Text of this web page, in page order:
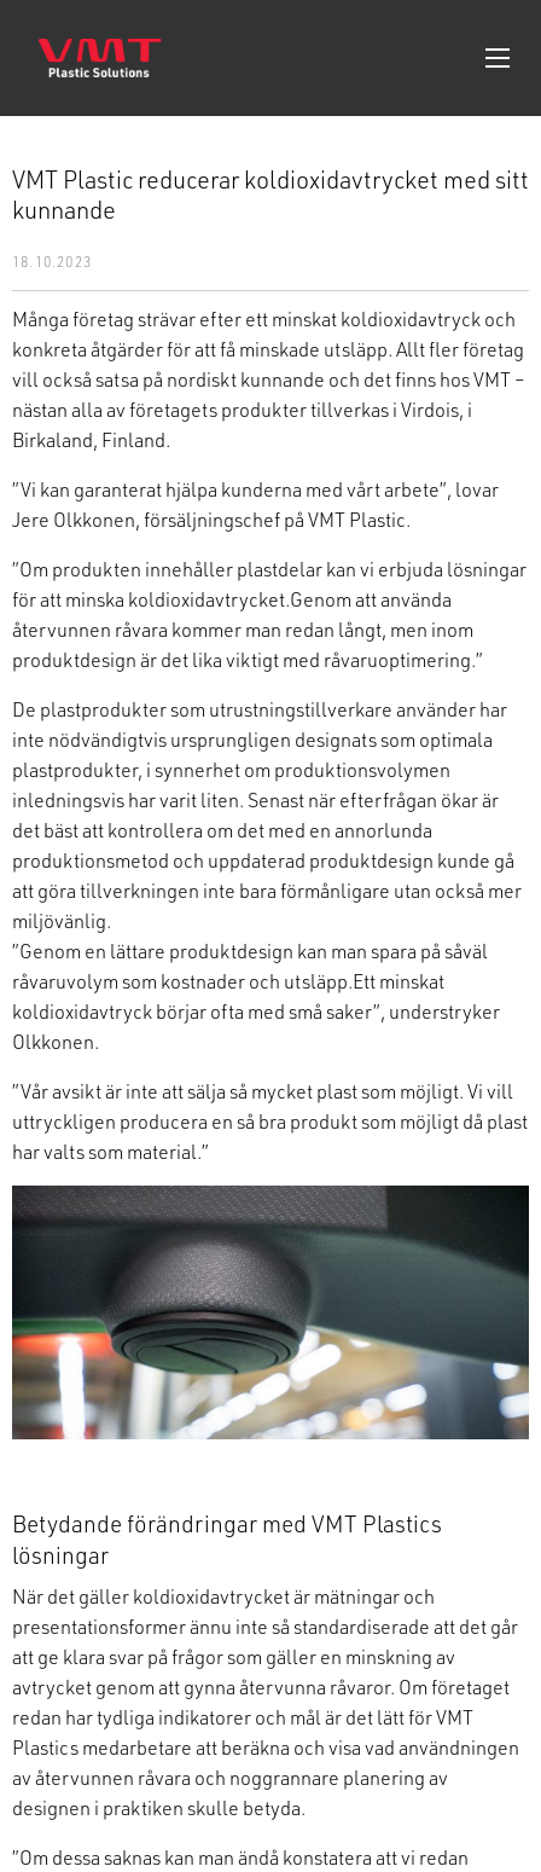
VMT Plastic reducerar koldioxidavtrycket med sitt
kunnande
18.10.2023
Många företag strävar efter ett minskat koldioxidavtryck och
konkreta åtgärder för att få minskade utsläpp.Allt fler företag
vill också satsa på nordiskt kunnande och det finns hosVMT–
nästan alla av företagets produkter tillverkas i Virdois, i
Birkaland, Finland.
”Vi kan garanterat hjälpa kunderna med vårt arbete”, lovar
Jere Olkkonen, försäljningschef påVMTPlastic.
”Om produkten innehåller plastdelar kan vi erbjuda lösningar
för att minska koldioxidavtrycket.Genom att använda
återvunnen råvara kommer man redan långt, men inom
produktdesign ärdet likaviktigtmed råvaruoptimering.”
De plastprodukter som utrustningstillverkareanvänder har
inte nödvändigtvis ursprungligen designats som optimala
plastprodukter, i synnerhet om produktionsvolymen
inledningsvis har varit liten. Senast när efterfrågan ökar är
det bäst att kontrollera om det med en annorlunda
produktionsmetod och uppdaterad produktdesign kunde gå
att göra tillverkningen inte bara förmånligare utan också mer
miljövänlig.
”Genom en lättare produktdesign kan man spara på såväl
råvaruvolymsom kostnaderoch utsläpp.Ett minskat
koldioxidavtryck börjarofta med små saker”, understryker
Olkkonen.
”Vår avsikt är inte att sälja så mycket plast som möjligt.Vi vill
uttryckligen producera en så bra produkt som möjligt då plast
har valts som material.”
Betydande förändringar med VMT Plastics
lösningar
När det gäller koldioxidavtrycket är mätningar och
presentationsformer ännu inte så standardiserade att det går
att ge klarasvar påfrågorsom gälleren minskning av
avtrycket genom att gynna återvunna råvaror. Om företaget
redan har tydliga indikatorer och mål är det lätt förVMT
Plastics medarbetare att beräkna och visa vad användningen
av återvunnen råvara och noggrannare planering av
designen i praktiken skulle betyda.
”Om dessa saknas kan man ändå konstatera att vi redan